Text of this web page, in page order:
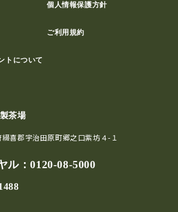
個人情報保護方針
ご利用規約
トについて
茶場
喜郡宇治田原町郷之口紫坊４-１
ル：0120-08-5000